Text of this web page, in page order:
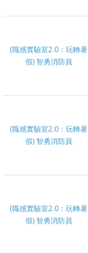
(職感實驗室2.0：玩轉暑
假) 智勇消防員
(職感實驗室2.0：玩轉暑
假) 智勇消防員
(職感實驗室2.0：玩轉暑
假) 智勇消防員